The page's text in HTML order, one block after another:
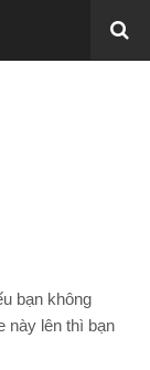
bạn không
này lên thì bạn